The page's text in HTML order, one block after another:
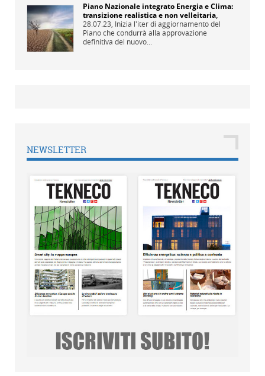
Piano Nazionale integrato Energia e Clima:
transizione realistica e non velleitaria,
28.07.23, Inizia l'iter di aggiornamento del
Piano che condurrà alla approvazione
definitiva del nuovo...
NEWSLETTER